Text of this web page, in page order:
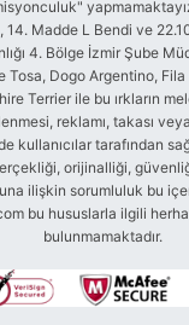
14. Madde L Bendi ve
4. Bölge İzmir Şube
Tosa, Dogo Argentino,
Terrier ile bu ırkların
reklamı, takası
kullanıcılar tarafından
orijinalliği,
ilişkin sorumluluk bu
bu hususlarla ilgili
bulunmamaktadır.